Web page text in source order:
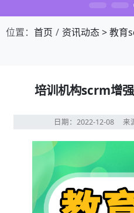
位置： 首页 资讯动态>教育
培训机构scrm增
日期：2022-12-08 来